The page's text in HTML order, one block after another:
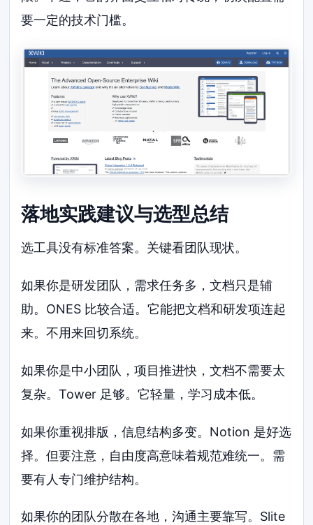
要一定的技术门槛。
落地实践建议与选型总结
选工具没有标准答案。关键看团队现状。
如果你是研发团队，需求任务多，文档只是辅
助。ONES 比较合适。它能把文档和研发项连起
来。不用来回切系统。
如果你是中小团队，项目推进快，文档不需要太
复杂。Tower 足够。它轻量，学习成本低。
如果你重视排版，信息结构多变。Notion 是好选
择。但要注意，自由度高意味着规范难统一。需
要有人专门维护结构。
如果你的团队分散在各地，沟通主要靠写。Slite